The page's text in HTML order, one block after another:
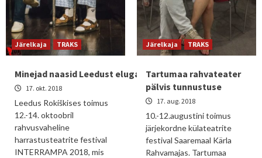
Järelkaja TRAKS
Minejad naasid Leedust eluga
17. okt. 2018
Leedus Rokiškises toimus
12.-14. oktoobril
rahvusvaheline
harrastusteatrite festival
INTERRAMPA 2018, mis
Järelkaja TRAKS
Tartumaa rahvateater
pälvis tunnustuse
17. aug. 2018
10.-12.augustini toimus
järjekordne külateatrite
festival Saaremaal Kärla
Rahvamajas. Tartumaa